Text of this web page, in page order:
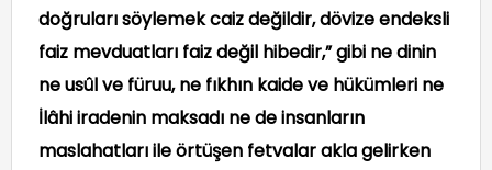
doğruları söylemek caiz değildir, dövize endeksli
faiz mevduatları faiz değil hibedir,” gibi ne dinin
ne usûl ve füruu, ne fıkhın kaide ve hükümleri ne
İlâhi iradenin maksadı ne de insanların
maslahatları ile örtüşen fetvalar akla gelirken